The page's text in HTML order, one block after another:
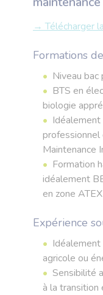
→ Télécharger
Formations
Niveau bac
BTS en
biologie
professionnel
Maintenance
Formation
idéalement
en zone ATEX
Expérience
agricole ou
Sensibilité
à la